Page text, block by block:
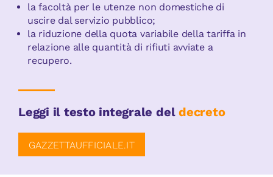
la facoltà per le utenze non domestiche di
uscire dal servizio pubblico;
la riduzione della quota variabile della tariffa in
relazione alle quantità di rifiuti avviate a
recupero.
Leggi il testo integrale deldecreto
GAZZETTAUFFICIALE.IT